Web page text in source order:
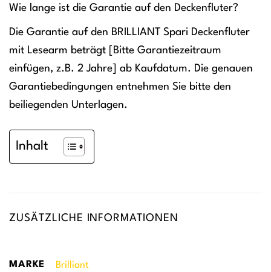
Wie lange ist die Garantie auf den Deckenfluter?
Die Garantie auf den BRILLIANT Spari Deckenfluter
mit Lesearm beträgt [Bitte Garantiezeitraum
einfügen, z.B. 2 Jahre] ab Kaufdatum. Die genauen
Garantiebedingungen entnehmen Sie bitte den
beiliegenden Unterlagen.
Inhalt
ZUSÄTZLICHE INFORMATIONEN
MARKE Brilliant